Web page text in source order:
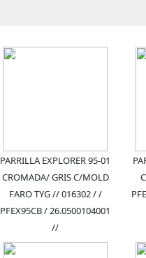
PARRILLA EXPLORER 95-01
CROMADA/ GRIS C/MOLD
FARO TYG // 016302 / /
PFEX95CB / 26.0500104001
//